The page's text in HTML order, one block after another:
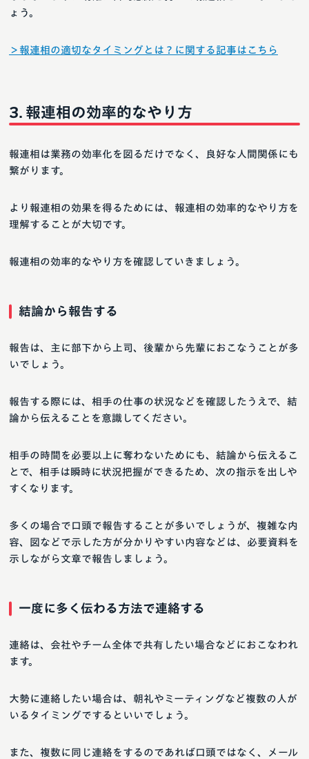
ょう。
＞報連相の適切なタイミングとは？に関する記事はこちら
報連相の効率的なやり方
報連相は業務の効率化を図るだけでなく、良好な人間関係にも
繋がります。
より報連相の効果を得るためには、報連相の効率的なやり方を
理解することが大切です。
報連相の効率的なやり方を確認していきましょう。
結論から報告する
報告は、主に部下から上司、後輩から先輩におこなうことが多
いでしょう。
報告する際には、相手の仕事の状況などを確認したうえで、結
論から伝えることを意識してください。
相手の時間を必要以上に奪わないためにも、結論から伝えるこ
とで、相手は瞬時に状況把握ができるため、次の指示を出しや
すくなります。
多くの場合で口頭で報告することが多いでしょうが、複雑な内
容、図などで示した方が分かりやすい内容などは、必要資料を
示しながら文章で報告しましょう。
一度に多く伝わる方法で連絡する
連絡は、会社やチーム全体で共有したい場合などにおこなわれ
ます。
大勢に連絡したい場合は、朝礼やミーティングなど複数の人が
いるタイミングでするといいでしょう。
また、複数に同じ連絡をするのであれば口頭ではなく、メール